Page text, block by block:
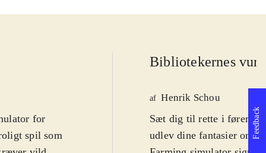
for
spil som
Bibliotekernes
af Henrik Schou
Sæt dig til rette i
udlev dine fantasier omFeedback